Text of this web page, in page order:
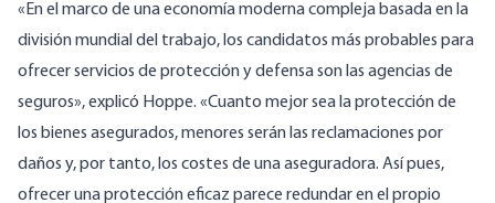
«En el marco de una economía moderna compleja basada en la
división mundial del trabajo, los candidatos más probables para
ofrecer servicios de protección y defensa son las agencias de
seguros», explicó Hoppe. «Cuanto mejor sea la protección de
los bienes asegurados, menores serán las reclamaciones por
daños y, por tanto, los costes de una aseguradora. Así pues,
ofrecer una protección eficaz parece redundar en el propio